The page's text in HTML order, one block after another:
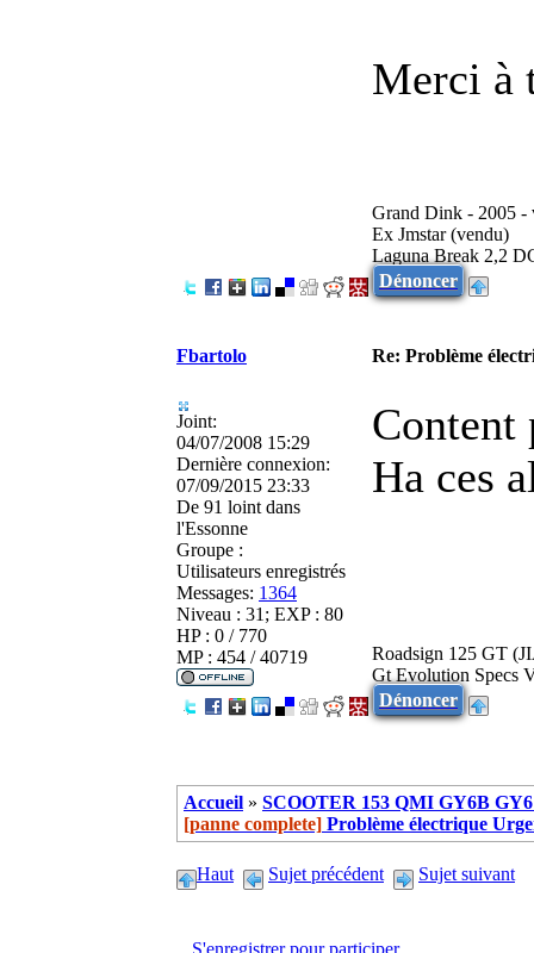
Merci à
Grand Dink - 2005 -
Ex Jmstar (vendu)
Laguna Break 2,2
Dénoncer
Fbartolo Re: Problème
Joint:
04/07/2008 15:29
Dernière connexion:
07/09/2015 23:33
De 91 loint dans
l'Essonne
Groupe :
Utilisateurs enregistrés
Messages: 1364
Niveau : 31; EXP : 80
HP : 0 / 770
MP : 454 / 40719
Ha ces
Roadsign 125 GT
Gt Evolution Specs
Dénoncer
Accueil » SCOOTER 153 QMI GY6B
[panne complete] Problème électrique
Haut Sujet précédent Sujet suivant